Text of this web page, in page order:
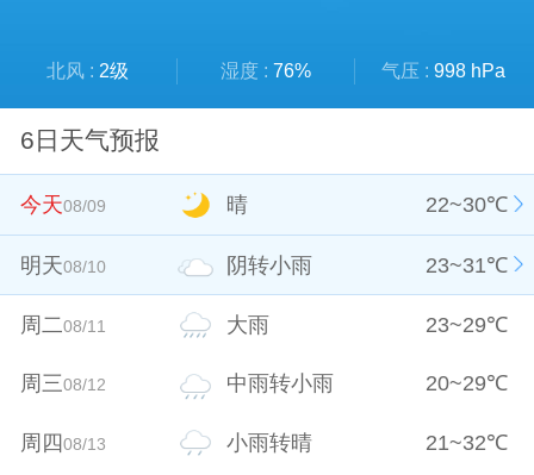
北风 : 2级 湿度 : 76% 气压 : 998 hPa
6日天气预报
今天08/09 晴 22~30℃
明天08/10 阴转小雨 23~31℃
周二08/11 大雨 23~29℃
周三08/12 中雨转小雨 20~29℃
周四08/13 小雨转晴 21~32℃